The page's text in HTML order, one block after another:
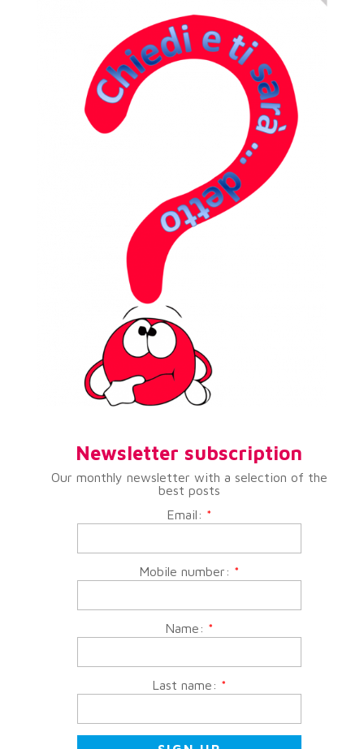
Newsletter subscription
Our monthly newsletter with a selection of the
best posts
Email: *
Mobile number: *
Name: *
Last name: *